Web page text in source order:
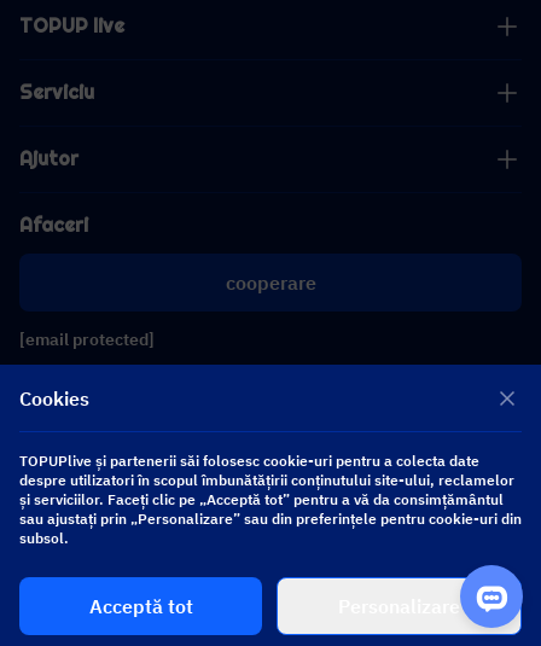
$ 0.00
Cumpără
acum
TOPUP live
Serviciu
Ajutor
Afaceri
cooperare
[email protected]
Copyright 2026 SEA WHALE TECHNOLOGY PTE.LTD. All Rights Reserved.
Cookies
TOPUPlive și partenerii săi folosesc cookie-uri pentru a colecta date
despre utilizatori în scopul îmbunătățirii conținutului site-ului, reclamelor
și serviciilor. Faceți clic pe „Acceptă tot” pentru a vă da consimțământul
sau ajustați prin „Personalizare” sau din preferințele pentru cookie-uri din
subsol.
Acceptă tot Personalizare